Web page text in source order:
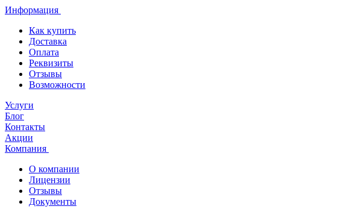
Информация
Как купить
Доставка
Оплата
Реквизиты
Отзывы
Возможности
Услуги
Блог
Контакты
Акции
Компания
О компании
Лицензии
Отзывы
Документы